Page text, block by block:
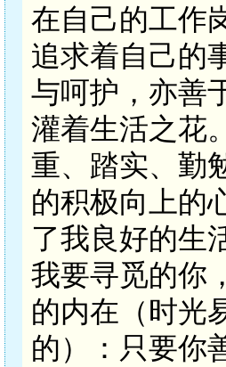
在自己的工作
追求着自己的
与呵护，亦善
灌着生活之花
重、踏实、勤
的积极向上的
了我良好的生
我要寻觅的你
的内在（时光
的）：只要你